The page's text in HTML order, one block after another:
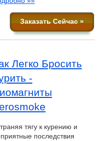
Заказать Сейчас »
Легко Бросить
-
тягу к курению и
последствия